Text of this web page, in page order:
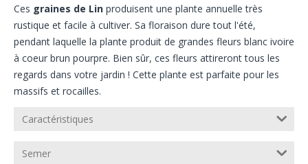
Ces graines de Lin produisent une plante annuelle très
rustique et facile à cultiver. Sa floraison dure tout l'été,
pendant laquelle la plante produit de grandes fleurs blanc ivoire
à coeur brun pourpre. Bien sûr, ces fleurs attireront tous les
regards dans votre jardin ! Cette plante est parfaite pour les
massifs et rocailles.
Caractéristiques
Semer